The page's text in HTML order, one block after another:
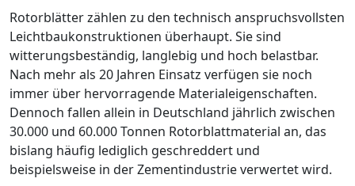
Rotorblätter zählen zu den technisch anspruchsvollsten
Leichtbaukonstruktionen überhaupt. Sie sind
witterungsbeständig, langlebig und hoch belastbar.
Nach mehr als 20 Jahren Einsatz verfügen sie noch
immer über hervorragende Materialeigenschaften.
Dennoch fallen allein in Deutschland jährlich zwischen
30.000 und 60.000 Tonnen Rotorblattmaterial an, das
bislang häufig lediglich geschreddert und
beispielsweise in der Zementindustrie verwertet wird.